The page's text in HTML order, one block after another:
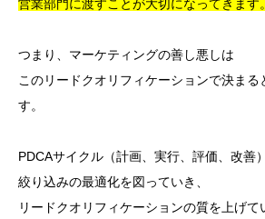
営業部門に渡すことが大切になってきます。
つまり、マーケティングの善し悪しは
このリードクオリフィケーションで決まる
す。
PDCAサイクル（計画、実行、評価、改善
絞り込みの最適化を図っていき、
リードクオリフィケーションの質を上げて